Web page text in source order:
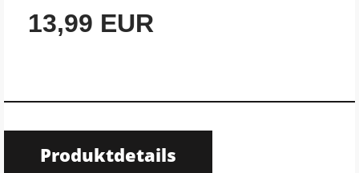
13,99 EUR
Produktdetails